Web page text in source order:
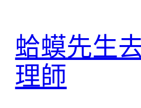
蛤蟆先生
理師